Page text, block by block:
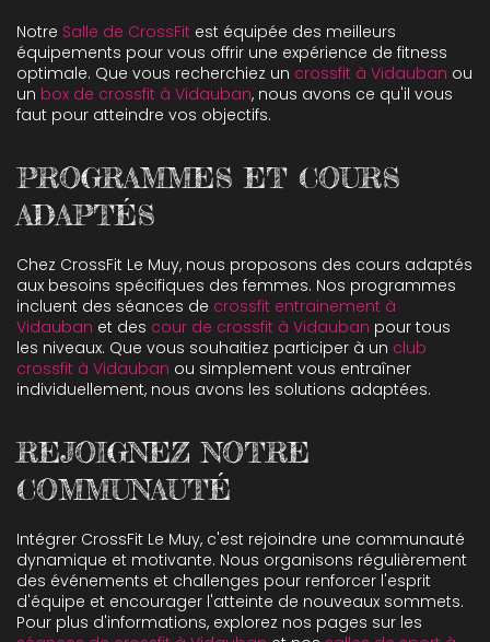
Notre Salle de CrossFit est équipée des meilleurs
équipements pour vous offrir une expérience de fitness
optimale. Que vous recherchiez un crossfit à Vidauban ou
un box de crossfit à Vidauban, nous avons ce qu'il vous
faut pour atteindre vos objectifs.
PROGRAMMES ET COURS
ADAPTÉS
Chez CrossFit Le Muy, nous proposons des cours adaptés
aux besoins spécifiques des femmes. Nos programmes
incluent des séances de crossfit entrainement à
Vidauban et des cour de crossfit à Vidauban pour tous
les niveaux. Que vous souhaitiez participer à un club
crossfit à Vidauban ou simplement vous entraîner
individuellement, nous avons les solutions adaptées.
REJOIGNEZ NOTRE
COMMUNAUTÉ
Intégrer CrossFit Le Muy, c'est rejoindre une communauté
dynamique et motivante. Nous organisons régulièrement
des événements et challenges pour renforcer l'esprit
d'équipe et encourager l'atteinte de nouveaux sommets.
Pour plus d'informations, explorez nos pages sur les